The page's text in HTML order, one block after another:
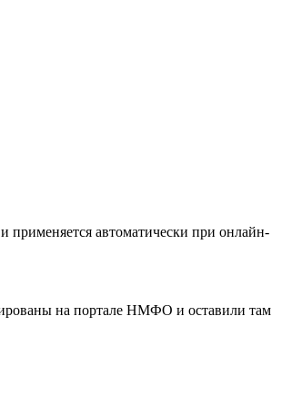
применяется автоматически при онлайн-
на портале НМФО и оставили там